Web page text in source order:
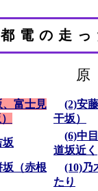
電の走っ
原
、富士見
(2)安
干坂）
坂
(6)中
道坂近く
坂（赤根
(10)乃
たり